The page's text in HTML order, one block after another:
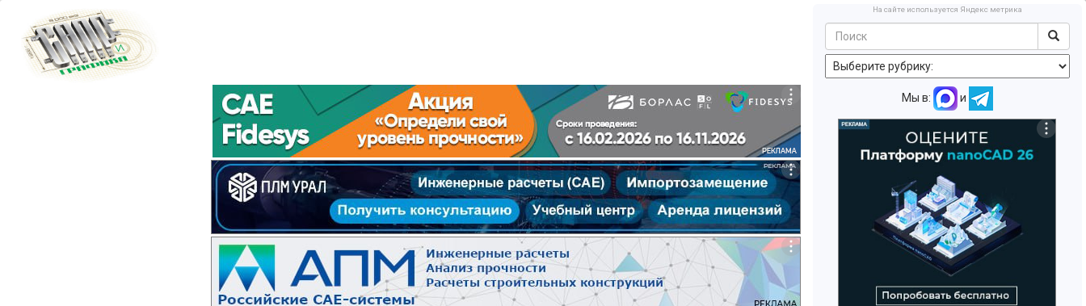
На сайте используется Яндекс метрика
Мы в: и